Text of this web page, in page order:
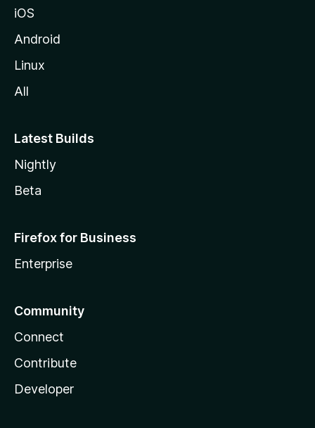
iOS
Android
Linux
All
Latest Builds
Nightly
Beta
Firefox for Business
Enterprise
Community
Connect
Contribute
Developer